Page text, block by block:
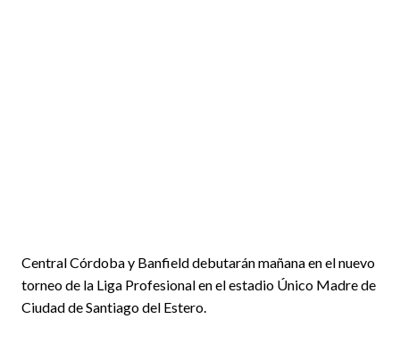
Central Córdoba y Banfield debutarán mañana en el nuevo
torneo de la Liga Profesional en el estadio Único Madre de
Ciudad de Santiago del Estero.